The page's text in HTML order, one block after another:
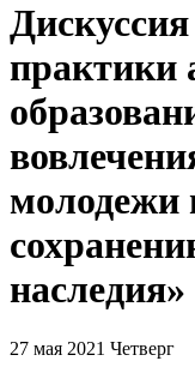
практики
молодежи
наследия»
27 мая 2021 Четверг